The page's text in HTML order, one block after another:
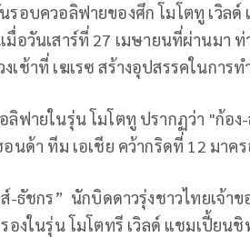
รอบควอลิฟายของศึก โมโตทู เวิล
มื่อวันเสาร์ที่ 27 เมษายนที่ผ่านมา
เช้าที่ เฆเรซ สร้างอุปสรรคในการท
ลิฟายในรุ่น โมโตทู ปรากฏว่า "ก้อ
นด้า ทีม เอเชีย คว้ากริดที่ 12 มาค
-ธัชกร” นักบิดดาวรุ่งชาวไทยเจ้า
องในรุ่น โมโตทรี เวิลด์ แชมเปี้ยน